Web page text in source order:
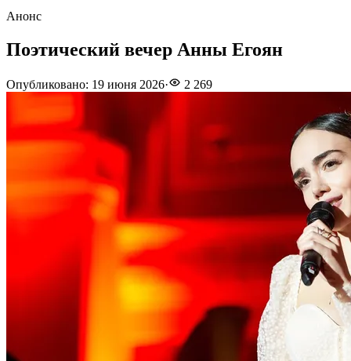
Анонс
Поэтический вечер Анны Егоян
Опубликовано: 19 июня 2026· 2 269